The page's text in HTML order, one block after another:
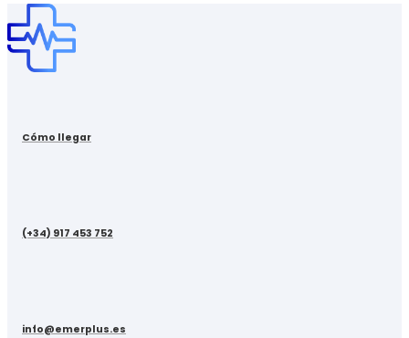
Cómo llegar
(+34) 917 453 752
info@emerplus.es